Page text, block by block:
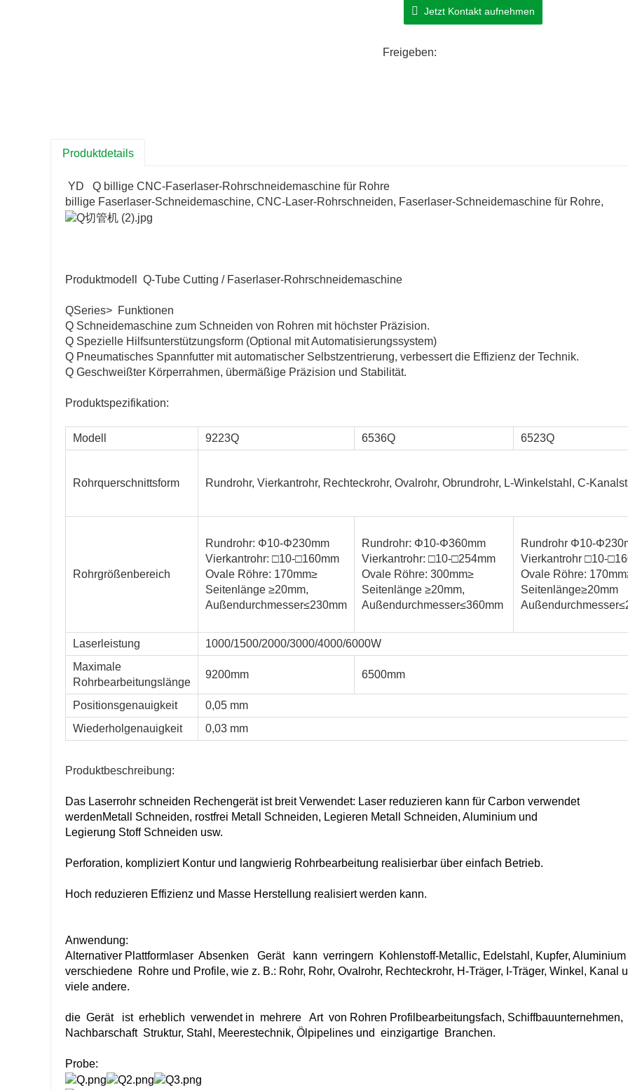
Jetzt Kontakt aufnehmen
Freigeben:
Produktdetails
YD
Q billige CNC-Faserlaser-Rohrschneidemaschine für Rohre
billige Faserlaser-Schneidemaschine, CNC-Laser-Rohrschneiden, Faserlaser-Schneidemaschine für Rohre,
Produktmodell Q-Tube Cutting / Faserlaser-Rohrschneidemaschine
QSeries> Funktionen
Q Schneidemaschine zum Schneiden von Rohren mit höchster Präzision.
Q Spezielle Hilfsunterstützungsform (Optional mit Automatisierungssystem)
Q Pneumatisches Spannfutter mit automatischer Selbstzentrierung, verbessert die Effizienz der Technik.
Q Geschweißter Körperrahmen, übermäßige Präzision und Stabilität.
Produktspezifikation:
Modell 9223Q 6536Q 6523Q
Rohrquerschnittsform Rundrohr, Vierkantrohr, Rechteckrohr, Ovalrohr, Obrundrohr, L-Winkelstahl, C-
Rohrgrößenbereich
Rundrohr: Φ10-Φ230mm
Vierkantrohr: □10-□160mm
Ovale Röhre: 170mm≥
Seitenlänge ≥20mm,
Außendurchmesser≤230mm
Rundrohr: Φ10-Φ360mm
Vierkantrohr: □10-□254mm
Ovale Röhre: 300mm≥
Seitenlänge ≥20mm,
Außendurchmesser≤360mm
Rundrohr Φ10-
Vierkantrohr □10-
Ovale Röhre:
Seitenlänge≥20mm
Laserleistung
1000/1500/2000/3000/4000/6000W
Maximale
Rohrbearbeitungslänge
9200mm 6500mm
Positionsgenauigkeit
0,05 mm
Wiederholgenauigkeit
0,03 mm
Produktbeschreibung:
Das Laserrohr schneiden Rechengerät ist breit Verwendet: Laser reduzieren kann für Carbon verwendet
werdenMetall Schneiden, rostfrei Metall Schneiden, Legieren Metall
Schneiden, Aluminium und
Legierung Stoff Schneiden usw.
Perforation, kompliziert Kontur und langwierig Rohrbearbeitung realisierbar über einfach Betrieb.
Hoch reduzieren Effizienz und Masse Herstellung realisiert werden kann.
Anwendung:
Alternativer Plattformlaser Absenken Gerät kann verringern Kohlenstoff-Metallic, Edelstahl, Kupfer,
verschiedene Rohre und Profile, wie z. B.: Rohr, Rohr, Ovalrohr, Rechteckrohr, H-Träger, I-Träger, Winkel, Kanal
viele andere.
die Gerät ist erheblich verwendet in mehrere Artvon Rohren Profilbearbeitungsfach, Schiffbauunternehmen,
NachbarschaftStruktur, Stahl, Meerestechnik, Ölpipelines und einzigartige Branchen.
Probe:
6516Q
Vierkantrohr □10-□110mm
Ovalrohr: 110 mm≥
Seitenlänge≥20mm